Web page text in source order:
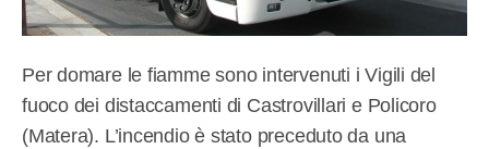
Per domare le fiamme sono intervenuti i Vigili del
fuoco dei distaccamenti di Castrovillari e Policoro
(Matera). L’incendio è stato preceduto da una